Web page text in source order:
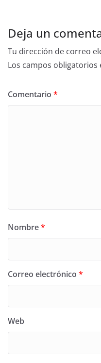
Deja un
Tu dirección de correo
Los campos obligatorios
Comentario *
Nombre*
Correo electrónico *
Web